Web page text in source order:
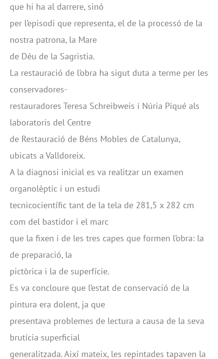
que hi ha al darrere, sinó
per l’episodi que representa, el de la processó de la
nostra patrona, la Mare
de Déu de la Sagristia.
La restauració de l’obra ha sigut duta a terme per les
conservadores-
restauradores Teresa Schreibweis i Núria Piqué als
laboratoris del Centre
de Restauració de Béns Mobles de Catalunya,
ubicats a Valldoreix.
A la diagnosi inicial es va realitzar un examen
organolèptic i un estudi
tecnicocientífic tant de la tela de 281,5 x 282 cm
com del bastidor i el marc
que la fixen i de les tres capes que formen l’obra: la
de preparació, la
pictòrica i la de superfície.
Es va concloure que l’estat de conservació de la
pintura era dolent, ja que
presentava problemes de lectura a causa de la seva
brutícia superficial
generalitzada. Així mateix, les repintades tapaven la